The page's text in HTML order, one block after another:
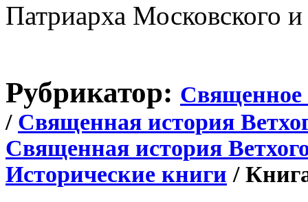
Патриарха Московского
Рубрикатор: Священное
/ Священная история
Священная история
Исторические книги /